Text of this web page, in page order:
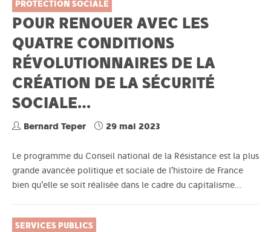
PROTECTION SOCIALE
POUR RENOUER AVEC LES
QUATRE CONDITIONS
RÉVOLUTIONNAIRES DE LA
CRÉATION DE LA SÉCURITÉ
SOCIALE…
Bernard Teper 29 mai 2023
Le programme du Conseil national de la Résistance est la plus
grande avancée politique et sociale de l’histoire de France
bien qu’elle se soit réalisée dans le cadre du capitalisme…
SERVICES PUBLICS